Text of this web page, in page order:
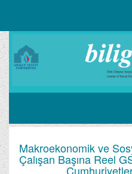
Makroekonomik ve
Çalışan Başına Reel